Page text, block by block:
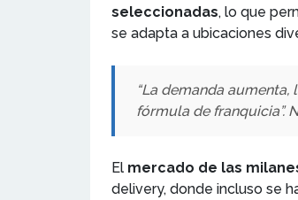
seleccionadas, lo que
se adapta a ubicaciones
“La demanda
fórmula de franquicia”.
El mercado de las
delivery, donde incluso se